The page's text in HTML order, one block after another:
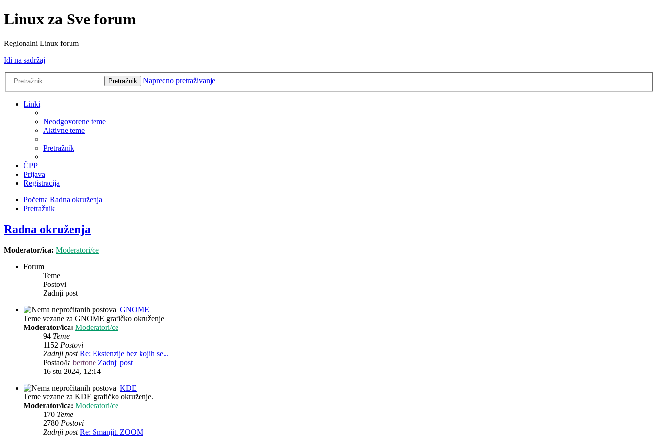
Linux za Sve forum
Regionalni Linux forum
Idi na sadržaj
Pretražnik Napredno pretraživanje
Linki
Neodgovorene teme
Aktivne teme
Pretražnik
ČPP
Prijava
Registracija
Početna Radna okruženja
Pretražnik
Radna okruženja
Moderator/ica: Moderatori/ce
Forum
Teme
Postovi
Zadnji post
GNOME
Teme vezane za GNOME grafičko okruženje.
Moderator/ica: Moderatori/ce
94 Teme
1152 Postovi
Zadnji post Re: Ekstenzije bez kojih se...
Postao/la bertone Zadnji post
16 stu 2024, 12:14
KDE
Teme vezane za KDE grafičko okruženje.
Moderator/ica: Moderatori/ce
170 Teme
2780 Postovi
Zadnji post Re: Smanjiti ZOOM